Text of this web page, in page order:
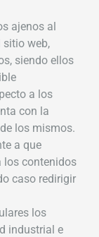
ajenos al
sitio web,
siendo ellos
a los
con la
los mismos.
a que
los contenidos
caso redirigir
los
industrial e